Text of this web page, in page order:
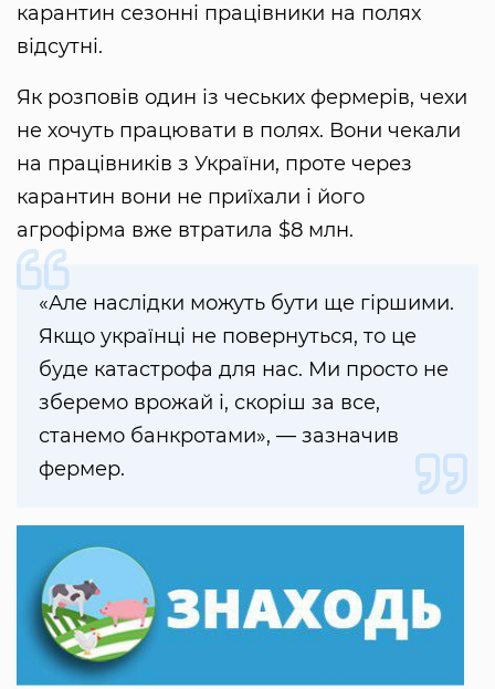
карантин сезонні працівники на полях
відсутні.
Як розповів один із чеських фермерів, чехи
не хочуть працювати в полях. Вони чекали
на працівників з України, проте через
карантин вони не приїхали і його
агрофірма вже втратила $8 млн.
«Але наслідки можуть бути ще гіршими.
Якщо українці не повернуться, то це
буде катастрофа для нас. Ми просто не
зберемо врожай і, скоріш за все,
станемо банкротами», — зазначив
фермер.